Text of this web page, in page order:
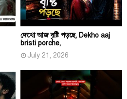
দেখো আজ বৃষ্টি পড়ছে, Dekho aaj
bristi porche,
July 21, 2026